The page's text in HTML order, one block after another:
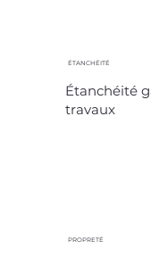
ÉTANCHÉITÉ
Étanchéité
travaux
PROPRETÉ